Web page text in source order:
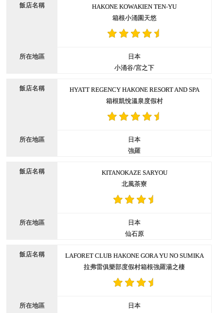
HAKONE KOWAKIEN TEN-YU
箱根小涌園天悠
日本
小涌谷/宮之下
HYATT REGENCY HAKONE RESORT AND SPA
箱根凱悅溫泉度假村
日本
強羅
KITANOKAZE SARYOU
北風茶寮
日本
仙石原
LAFORET CLUB HAKONE GORA YU NO SUMIKA
拉弗雷俱樂部度假村箱根強羅湯之棲
日本